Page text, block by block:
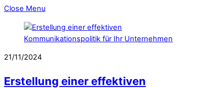
Close Menu
21/11/2024
Erstellung einer effektiven